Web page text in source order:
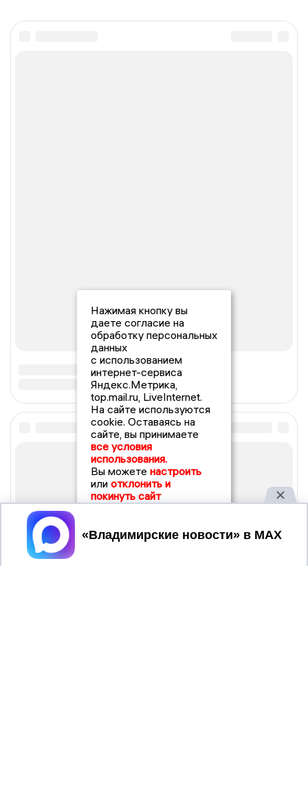
Нажимая кнопку вы
даете согласие на
обработку персональных
данных
с использованием
интернет-сервиса
Яндекс.Метрика,
top.mail.ru, LiveInternet.
На сайте используются
cookie. Оставаясь на
сайте, вы принимаете
все условия
использования.
Вы можете настроить
или отклонить и
покинуть сайт
Принять